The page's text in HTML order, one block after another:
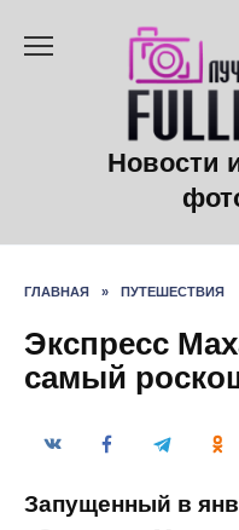
Новости
ГЛАВНАЯ » ПУТЕШЕСТВИЯ
Экспресс
самый
Запущенный в